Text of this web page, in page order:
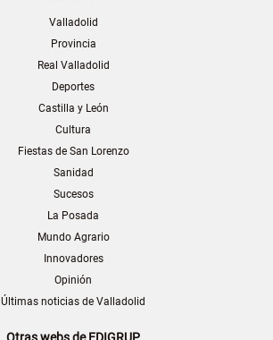
Valladolid
Provincia
Real Valladolid
Deportes
Castilla y León
Cultura
Fiestas de San Lorenzo
Sanidad
Sucesos
La Posada
Mundo Agrario
Innovadores
Opinión
Últimas noticias de Valladolid